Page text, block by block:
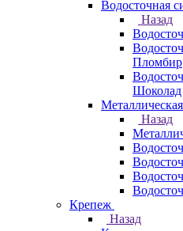
Водосточная
Назад
Пломбир
Шоколад
Назад
Крепеж
Назад